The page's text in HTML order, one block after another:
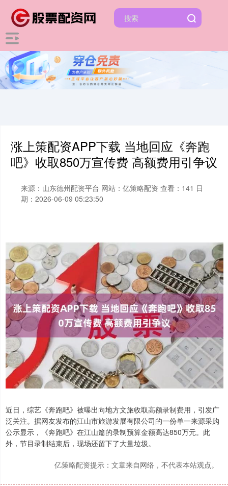
涨上策配资APP下载 当地回应《奔跑
吧》收取850万宣传费 高额费用引争议
来源：山东德州配资平台 网站：亿策略配资 查看：141 日
期：2026-06-09 05:23:50
近日，综艺《奔跑吧》被曝出向地方文旅收取高额录制费用，引发广
泛关注。据网友发布的江山市旅游发展有限公司的一份单一来源采购
公示显示，《奔跑吧》在江山篇的录制预算金额高达850万元。此
外，节目录制结束后，现场还留下了大量垃圾。
亿策略配资提示：文章来自网络，不代表本站观点。